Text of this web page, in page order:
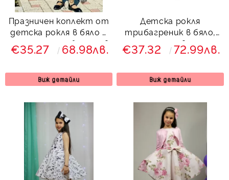
Празничен коплект от
детска рокля в бяло с
черни ноти и болеро в
черно
€35.27 68.98лв.
Виж детайли
Детска рокля
трибагреник в бяло,
зелено и червено за
момиче с шевица и
фолклорни мотивии
фолклорни мотиви
€37.32 72.99лв.
Виж детайли